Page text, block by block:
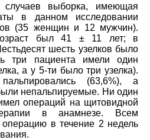
выборка, имеющая
в данном исследовании
(35 женщин и 12 мужчин).
был 41 ± 11 лет; в
шесть узелков было
три пациента имели один
а у 5-ти было три узелка).
(63,6%), а
непальпируемые. Ни один
операций на щитовидной
в анамнезе. Всем
в течение 2 недель